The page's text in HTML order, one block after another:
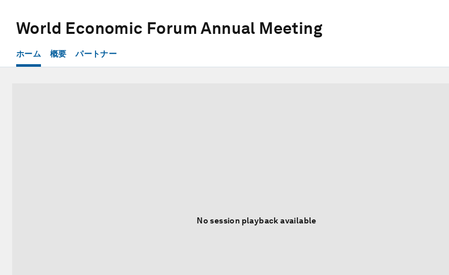
World Economic Forum Annual Meeting
ホーム 概要 パートナー
No session playback available